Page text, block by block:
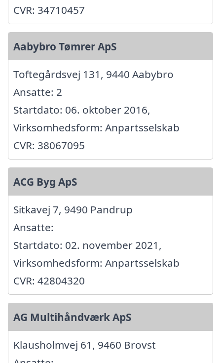
CVR: 34710457
Aabybro Tømrer ApS
Toftegårdsvej 131, 9440 Aabybro
Ansatte: 2
Startdato: 06. oktober 2016,
Virksomhedsform: Anpartsselskab
CVR: 38067095
ACG Byg ApS
Sitkavej 7, 9490 Pandrup
Ansatte:
Startdato: 02. november 2021,
Virksomhedsform: Anpartsselskab
CVR: 42804320
AG Multihåndværk ApS
Klausholmvej 61, 9460 Brovst